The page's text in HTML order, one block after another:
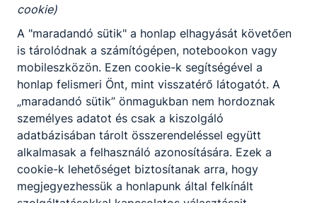
cookie)
A "maradandó sütik" a honlap elhagyását követően
is tárolódnak a számítógépen, notebookon vagy
mobileszközön. Ezen cookie-k segítségével a
honlap felismeri Önt, mint visszatérő látogatót. A
„maradandó sütik” önmagukban nem hordoznak
személyes adatot és csak a kiszolgáló
adatbázisában tárolt összerendeléssel együtt
alkalmasak a felhasználó azonosítására. Ezek a
cookie-k lehetőséget biztosítanak arra, hogy
megjegyezhessük a honlapunk által felkínált